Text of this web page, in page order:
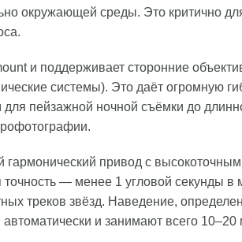
окружающей среды. Это критично
и поддерживает сторонние
системы). Это даёт огромную
пейзажной ночной съёмки до
гармонический привод с
— менее 1 угловой секунды в
треков звёзд. Наведение,
и занимают всего 10–20